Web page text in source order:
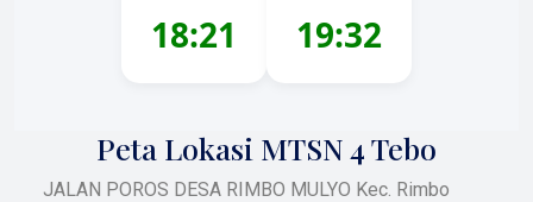
18:21 19:32
Peta Lokasi MTSN 4 Tebo
JALAN POROS DESA RIMBO MULYO Kec. Rimbo